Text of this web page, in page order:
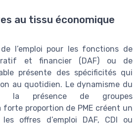
au tissu économique
l’emploi pour les fonctions de
et financier (DAF) ou de
présente des spécificités qui
au quotidien. Le dynamisme du
la présence de groupes
proportion de PME créent un
offres d’emploi DAF, CDI ou